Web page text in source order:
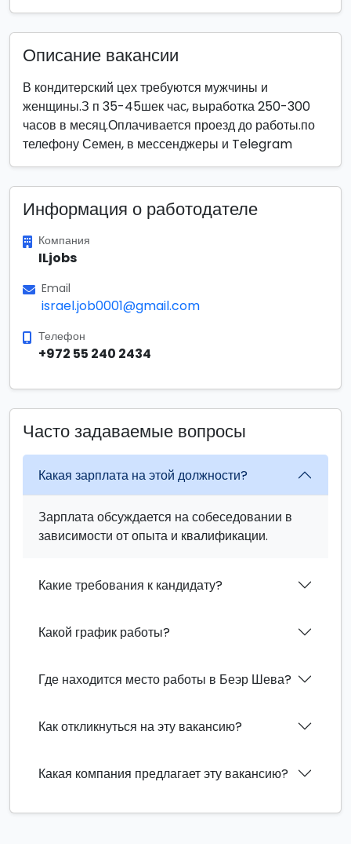
Описание вакансии
В кондитерский цех требуются мужчины и
женщины.З п 35-45шек час, выработка 250-300
часов в месяц.Оплачивается проезд до работы.по
телефону Семен, в мессенджеры и Telegram
Информация о работодателе
Компания
ILjobs
Email
israel.job0001@gmail.com
Телефон
+972 55 240 2434
Часто задаваемые вопросы
Какая зарплата на этой должности?
Зарплата обсуждается на собеседовании в
зависимости от опыта и квалификации.
Какие требования к кандидату?
Какой график работы?
Где находится место работы в Беэр Шева?
Как откликнуться на эту вакансию?
Какая компания предлагает эту вакансию?